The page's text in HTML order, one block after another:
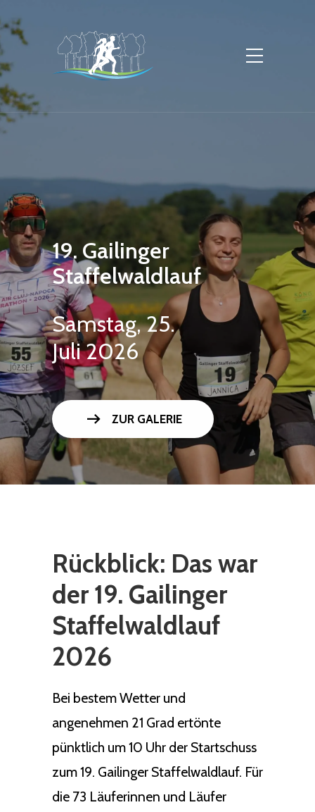
19. Gailinger
Staffelwaldlauf
Samstag, 25.
Juli 2026
arrow_right_alt ZUR GALERIE
Rückblick: Das war
der 19. Gailinger
Staffelwaldlauf
2026
Bei bestem Wetter und
angenehmen 21 Grad ertönte
pünktlich um 10 Uhr der Startschuss
zum 19. Gailinger Staffelwaldlauf. Für
die 73 Läuferinnen und Läufer